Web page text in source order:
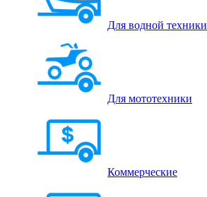
Для водной техники
Для мототехники
Коммерческие